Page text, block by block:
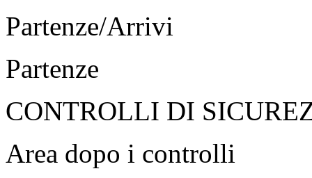
Partenze/Arrivi
Partenze
CONTROLLI DI
Area dopo i controlli